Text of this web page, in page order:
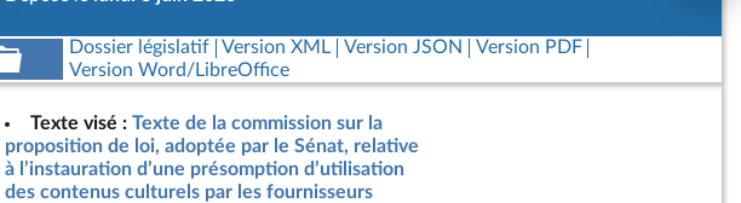
Dossier législatif Version XML Version JSON
Version PDF
Version Word/LibreOffice
Texte visé : Texte de la commission sur la
proposition de loi, adoptée par le Sénat, relative
à l’instauration d’une présomption d’utilisation
des contenus culturels par les fournisseurs